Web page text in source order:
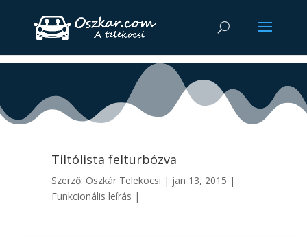
Tiltólista felturbózva
Szerző: Oszkár Telekocsi | jan 13, 2015 |
Funkcionális leírás |